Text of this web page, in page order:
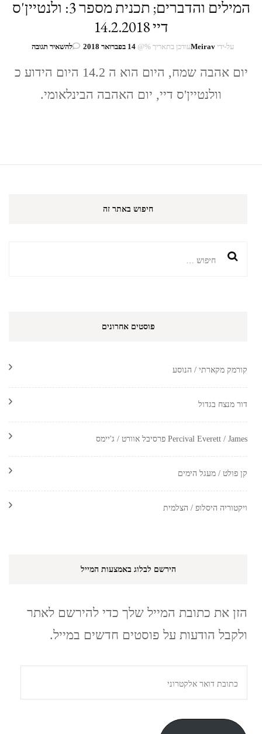
המילים והדברים; תכנית מספר 3: ולנטיין'ס
דיי 14.2.2018
על-ידי Meiravעודכן בתאריך %@ 14 בפברואר 2018 להשאיר תגובהבנושא
והדברים;
יום אהבה שמח, היום הוא ה 14.2 היום הידוע כ
וולנטיין'ס דיי, יום האהבה הבינלאומי.
חיפוש באתר זה
חיפוש:
פוסטים אחרונים
קורמק מקארתי / הנוסע
דור מנצח בגדול
Percival Everett / James פרסיבל אוורט / ג'יימס
קן פולט / מעגל הימים
ויקטוריה היסלופ / הצלמית
הירשם לבלוג באמצעות המייל
הזן את כתובת המייל שלך כדי להירשם לאתר
ולקבל הודעות על פוסטים חדשים במייל.
דואר
אלקטרוני